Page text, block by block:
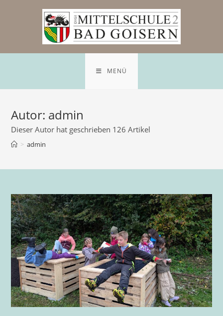
MENÜ
Autor: admin
Dieser Autor hat geschrieben 126 Artikel
> admin